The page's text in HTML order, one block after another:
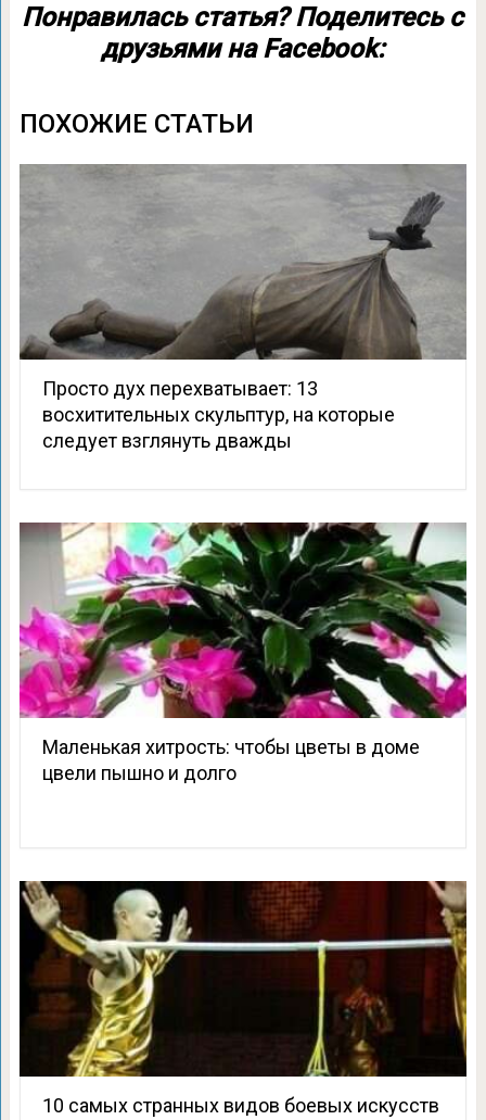
Понравилась статья? Поделитесь с
друзьями на Facebook:
ПОХОЖИЕ СТАТЬИ
Просто дух перехватывает: 13
восхитительных скульптур, на которые
следует взглянуть дважды
Маленькая хитрость: чтобы цветы в доме
цвели пышно и долго
10 самых странных видов боевых искусств